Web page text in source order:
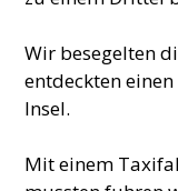
Wir besegelten
entdeckten
Insel.
Mit einem